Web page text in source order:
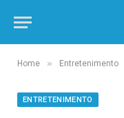
Home » Entretenimento
ENTRETENIMENTO